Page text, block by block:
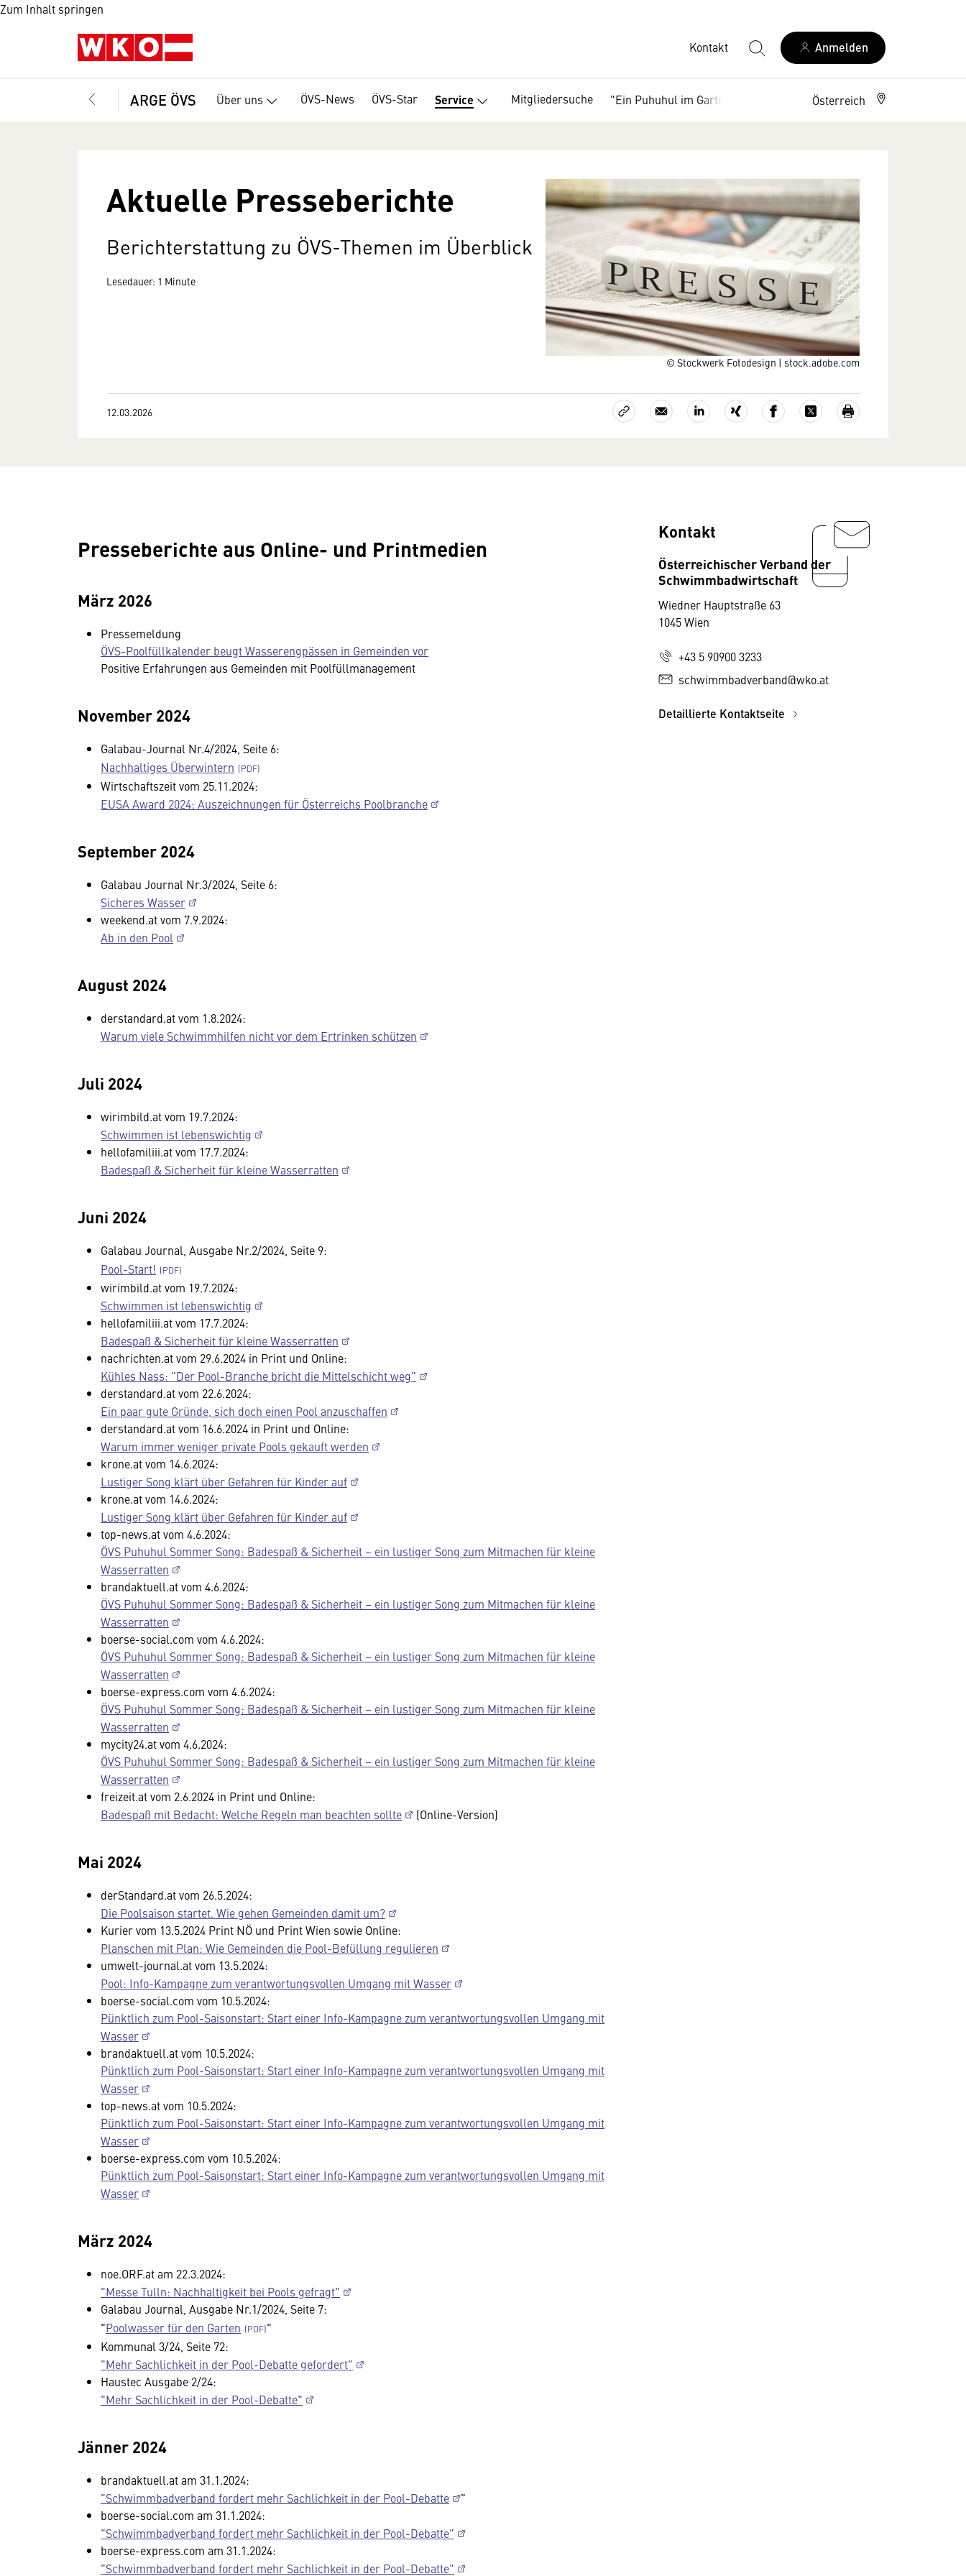
Zum Inhalt springen
Kontakt Anmelden
ARGE ÖVS Über uns ÖVS-News ÖVS-Star Service Mitgliedersuche "Ein Puhuhul im Garten" Österreich
© Stockwerk Fotodesign | stock.adobe.com
Aktuelle Presseberichte
Berichterstattung zu ÖVS-Themen im Überblick
Lesedauer: 1 Minute
12.03.2026
Presseberichte aus Online- und Printmedien
März 2026
Pressemeldung
ÖVS-Poolfüllkalender beugt Wasserengpässen in Gemeinden vor
Positive Erfahrungen aus Gemeinden mit Poolfüllmanagement
November 2024
Galabau-Journal Nr.4/2024, Seite 6:
Nachhaltiges Überwintern
Wirtschaftszeit vom 25.11.2024:
EUSA Award 2024: Auszeichnungen für Österreichs Poolbranche
September 2024
Galabau Journal Nr.3/2024, Seite 6:
Sicheres Wasser
weekend.at vom 7.9.2024:
Ab in den Pool
August 2024
derstandard.at vom 1.8.2024:
Warum viele Schwimmhilfen nicht vor dem Ertrinken schützen
Juli 2024
wirimbild.at vom 19.7.2024:
Schwimmen ist lebenswichtig
hellofamiliii.at vom 17.7.2024:
Badespaß & Sicherheit für kleine Wasserratten
Juni 2024
Galabau Journal, Ausgabe Nr.2/2024, Seite 9:
Pool-Start!
wirimbild.at vom 19.7.2024:
Schwimmen ist lebenswichtig
hellofamiliii.at vom 17.7.2024:
Badespaß & Sicherheit für kleine Wasserratten
nachrichten.at vom 29.6.2024 in Print und Online:
Kühles Nass: "Der Pool-Branche bricht die Mittelschicht weg"
derstandard.at vom 22.6.2024:
Ein paar gute Gründe, sich doch einen Pool anzuschaffen
derstandard.at vom 16.6.2024 in Print und Online:
Warum immer weniger private Pools gekauft werden
krone.at vom 14.6.2024:
Lustiger Song klärt über Gefahren für Kinder auf
krone.at vom 14.6.2024:
Lustiger Song klärt über Gefahren für Kinder auf
top-news.at vom 4.6.2024:
ÖVS Puhuhul Sommer Song: Badespaß & Sicherheit – ein lustiger Song zum Mitmachen für kleine
Wasserratten
brandaktuell.at vom 4.6.2024:
ÖVS Puhuhul Sommer Song: Badespaß & Sicherheit – ein lustiger Song zum Mitmachen für kleine
Wasserratten
boerse-social.com vom 4.6.2024:
ÖVS Puhuhul Sommer Song: Badespaß & Sicherheit – ein lustiger Song zum Mitmachen für kleine
Wasserratten
boerse-express.com vom 4.6.2024:
ÖVS Puhuhul Sommer Song: Badespaß & Sicherheit – ein lustiger Song zum Mitmachen für kleine
Wasserratten
mycity24.at vom 4.6.2024:
ÖVS Puhuhul Sommer Song: Badespaß & Sicherheit – ein lustiger Song zum Mitmachen für kleine
Wasserratten
freizeit.at vom 2.6.2024 in Print und Online:
Badespaß mit Bedacht: Welche Regeln man beachten sollte
(Online-Version)
Mai 2024
derStandard.at vom 26.5.2024:
Die Poolsaison startet. Wie gehen Gemeinden damit um?
Kurier vom 13.5.2024 Print NÖ und Print Wien sowie Online:
Planschen mit Plan: Wie Gemeinden die Pool-Befüllung regulieren
umwelt-journal.at vom 13.5.2024:
Pool: Info-Kampagne zum verantwortungsvollen Umgang mit Wasser
boerse-social.com vom 10.5.2024:
Pünktlich zum Pool-Saisonstart: Start einer Info-Kampagne zum verantwortungsvollen Umgang mit
Wasser
brandaktuell.at vom 10.5.2024:
Pünktlich zum Pool-Saisonstart: Start einer Info-Kampagne zum verantwortungsvollen Umgang mit
Wasser
top-news.at vom 10.5.2024:
Pünktlich zum Pool-Saisonstart: Start einer Info-Kampagne zum verantwortungsvollen Umgang mit
Wasser
boerse-express.com vom 10.5.2024:
Pünktlich zum Pool-Saisonstart: Start einer Info-Kampagne zum verantwortungsvollen Umgang mit
Wasser
März 2024
noe.ORF.at am 22.3.2024:
"Messe Tulln: Nachhaltigkeit bei Pools gefragt"
Galabau Journal, Ausgabe Nr.1/2024, Seite 7:
"Poolwasser für den Garten
"
Kommunal 3/24, Seite 72:
"Mehr Sachlichkeit in der Pool-Debatte gefordert"
Haustec Ausgabe 2/24:
"Mehr Sachlichkeit in der Pool-Debatte"
Jänner 2024
brandaktuell.at am 31.1.2024:
"Schwimmbadverband fordert mehr Sachlichkeit in der Pool-Debatte
"
boerse-social.com am 31.1.2024:
"Schwimmbadverband fordert mehr Sachlichkeit in der Pool-Debatte"
boerse-express.com am 31.1.2024:
"Schwimmbadverband fordert mehr Sachlichkeit in der Pool-Debatte"
Kontakt
Österreichischer Verband der
Schwimmbadwirtschaft
Wiedner Hauptstraße 63
1045 Wien
+43 5 90900 3233
schwimmbadverband@wko.at
Detaillierte Kontaktseite